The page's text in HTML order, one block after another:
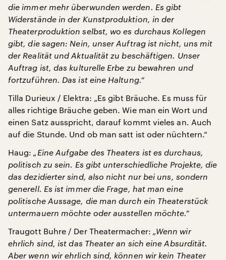
die immer mehr überwunden werden. Es gibt
Widerstände in der Kunstproduktion, in der
Theaterproduktion selbst, wo es durchaus Kollegen
gibt, die sagen: Nein, unser Auftrag ist nicht, uns mit
der Realität und Aktualität zu beschäftigen. Unser
Auftrag ist, das kulturelle Erbe zu bewahren und
fortzuführen. Das ist eine Haltung.“
Tilla Durieux / Elektra: „Es gibt Bräuche. Es muss für
alles richtige Bräuche geben. Wie man ein Wort und
einen Satz ausspricht, darauf kommt vieles an. Auch
auf die Stunde. Und ob man satt ist oder nüchtern.“
Haug: „Eine Aufgabe des Theaters ist es durchaus,
politisch zu sein. Es gibt unterschiedliche Projekte, die
das dezidierter sind, also nicht nur bei uns, sondern
generell. Es ist immer die Frage, hat man eine
politische Aussage, die man durch ein Theaterstück
untermauern möchte oder ausstellen möchte.“
Traugott Buhre / Der Theatermacher: „Wenn wir
ehrlich sind, ist das Theater an sich eine Absurdität.
Aber wenn wir ehrlich sind, können wir kein Theater